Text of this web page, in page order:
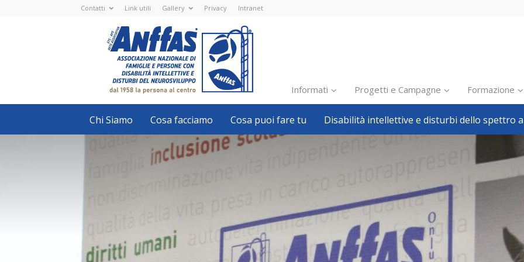
Contatti Link utili Gallery Privacy Intranet
Nazionale
ETS
-
APS
Associazione
Nazionale
di
Famiglie
e
con
disabilità
intellettive
neurosviluppo
Informati
Inclusione scolastica
Inclusione lavorativa
Politiche sociali
Pillole
Formazione
Avvisi, bandi
Welfare locale
Progetti e Campagne Formazione
Chi Siamo Cosa facciamo Cosa puoi fare tu Disabilità intellettive e disturbi dello spettro